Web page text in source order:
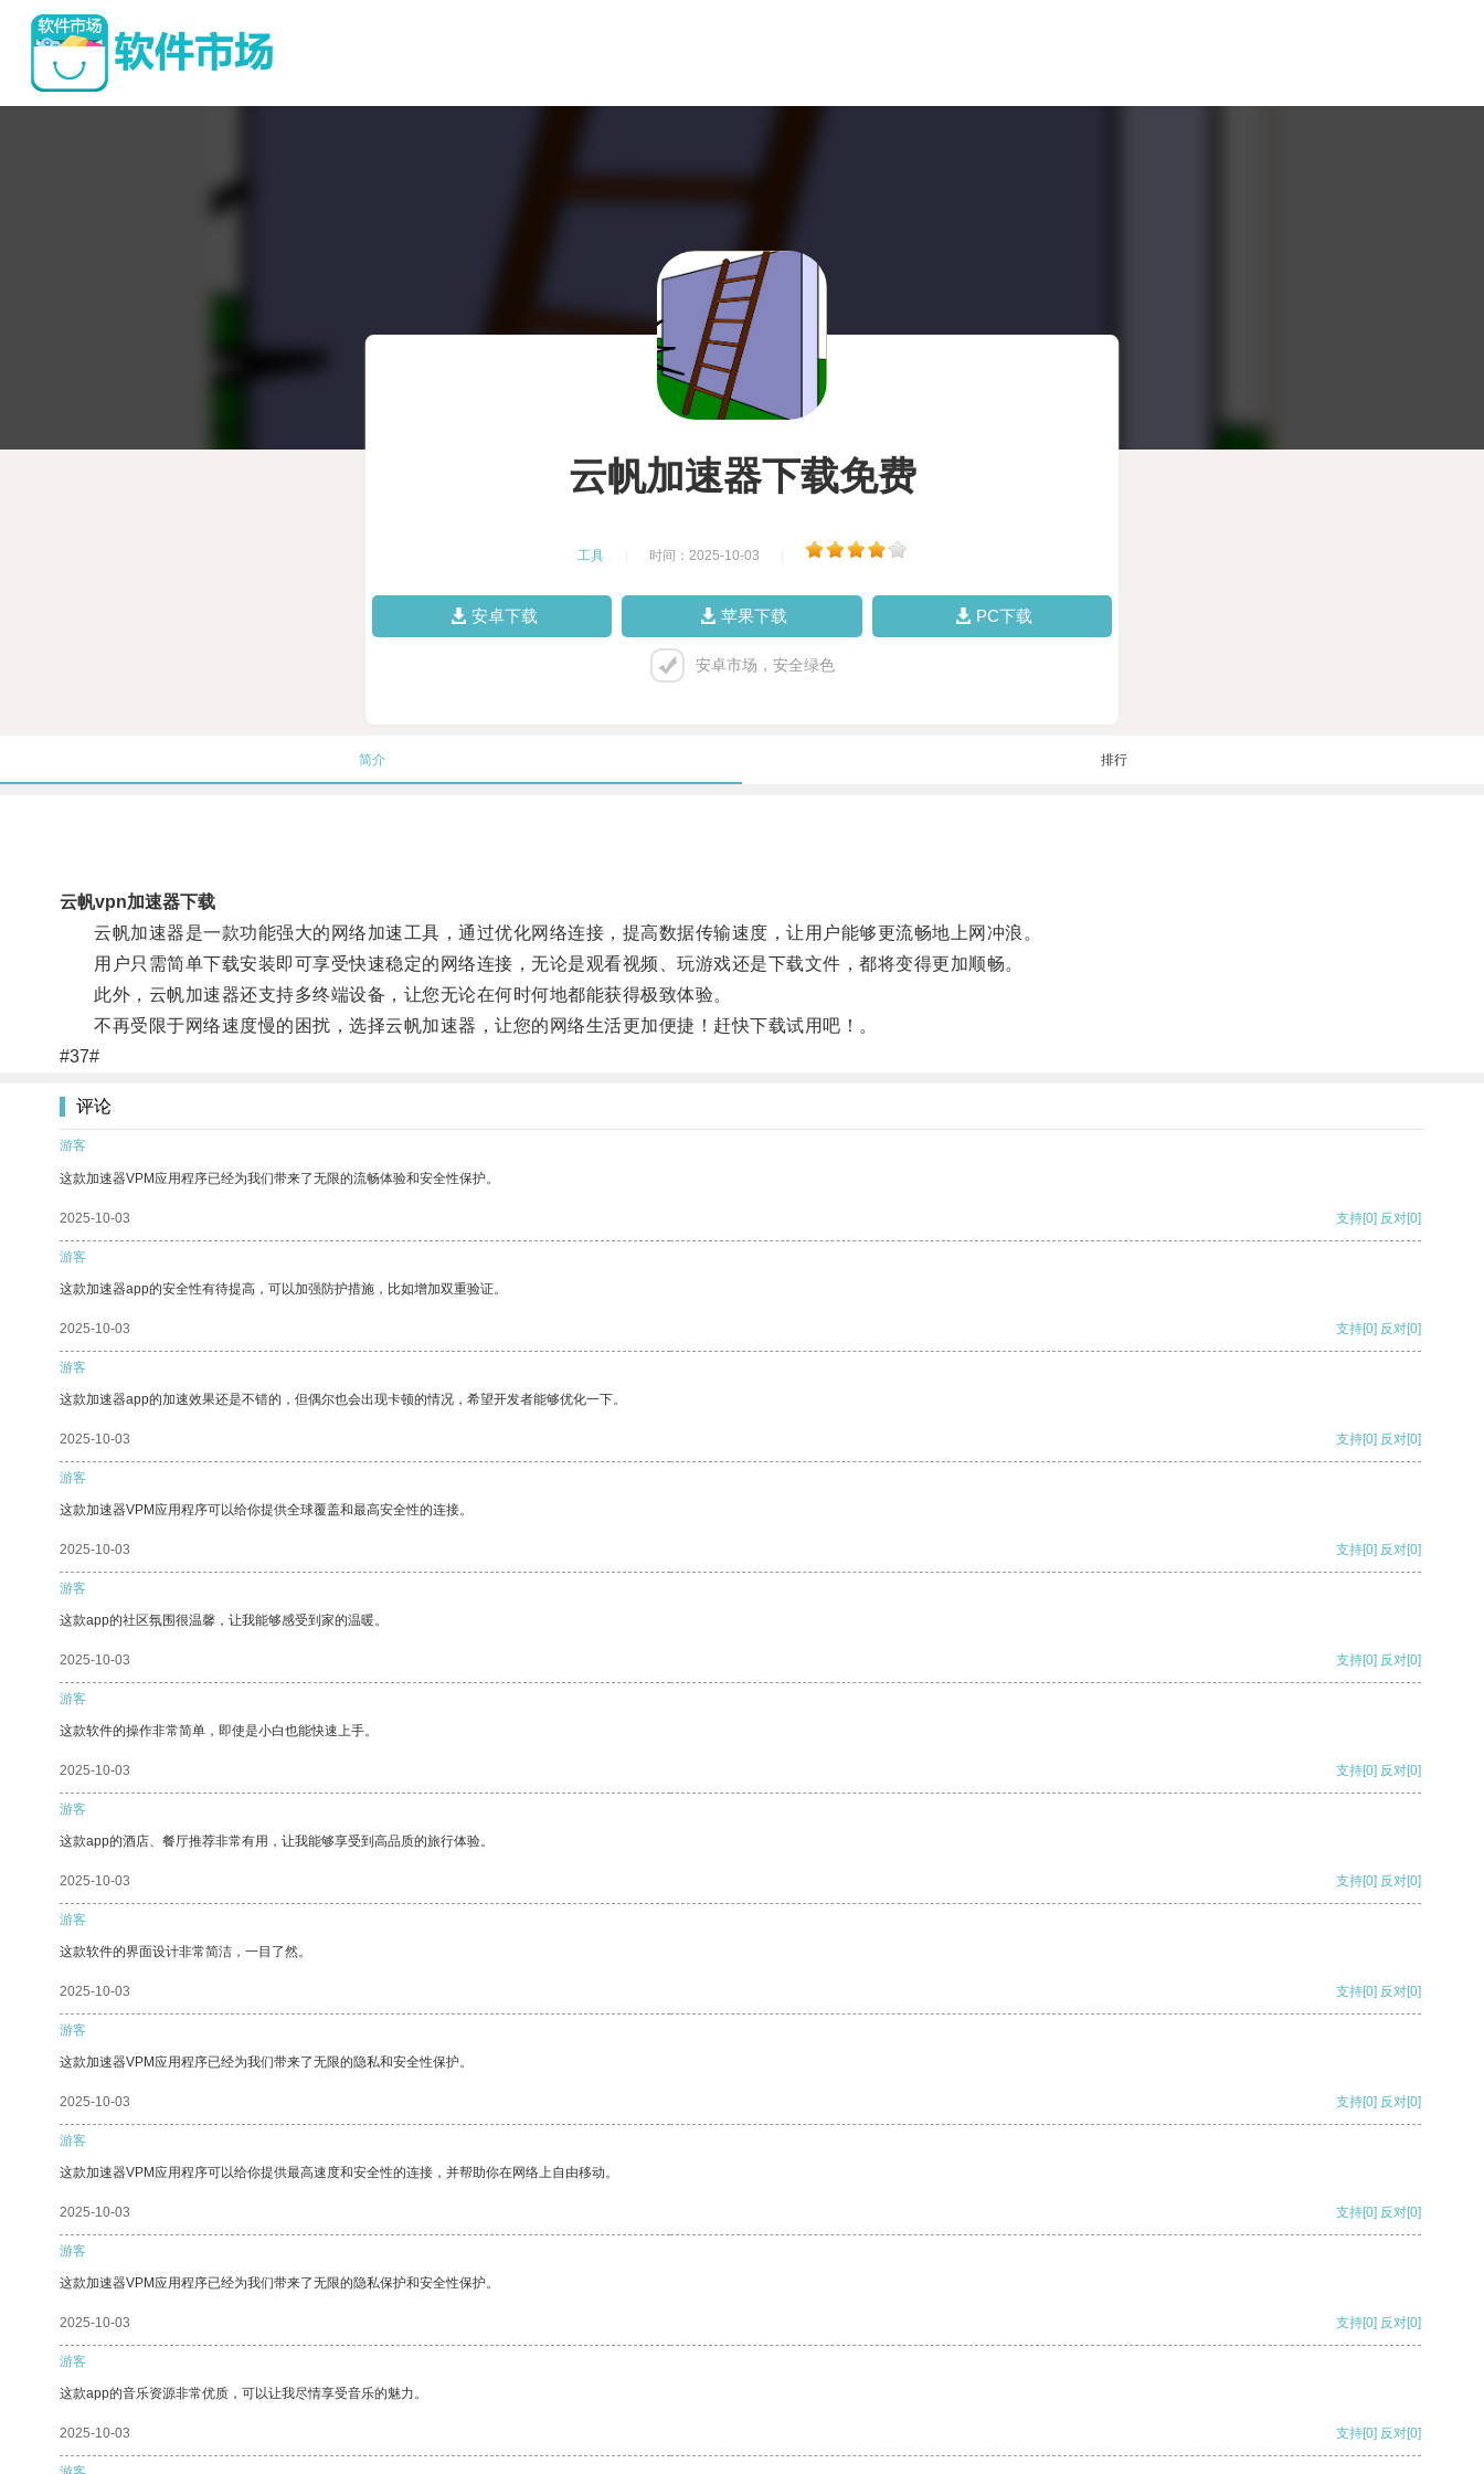
云帆加速器下载免费
工具 时间：2025-10-03
安卓下载 苹果下载 PC下载
安卓市场，安全绿色
简介 排行
云帆vpn加速器下载
云帆加速器是一款功能强大的网络加速工具，通过优化网络连接，提高数据传输速度，让用户能够更流畅地上网冲浪。
用户只需简单下载安装即可享受快速稳定的网络连接，无论是观看视频、玩游戏还是下载文件，都将变得更加顺畅。
此外，云帆加速器还支持多终端设备，让您无论在何时何地都能获得极致体验。
不再受限于网络速度慢的困扰，选择云帆加速器，让您的网络生活更加便捷！赶快下载试用吧！。
#37#
评论
游客
这款加速器VPM应用程序已经为我们带来了无限的流畅体验和安全性保护。
2025-10-03 支持[0] 反对[0]
游客
这款加速器app的安全性有待提高，可以加强防护措施，比如增加双重验证。
2025-10-03 支持[0] 反对[0]
游客
这款加速器app的加速效果还是不错的，但偶尔也会出现卡顿的情况，希望开发者能够优化一下。
2025-10-03 支持[0] 反对[0]
游客
这款加速器VPM应用程序可以给你提供全球覆盖和最高安全性的连接。
2025-10-03 支持[0] 反对[0]
游客
这款app的社区氛围很温馨，让我能够感受到家的温暖。
2025-10-03 支持[0] 反对[0]
游客
这款软件的操作非常简单，即使是小白也能快速上手。
2025-10-03 支持[0] 反对[0]
游客
这款app的酒店、餐厅推荐非常有用，让我能够享受到高品质的旅行体验。
2025-10-03 支持[0] 反对[0]
游客
这款软件的界面设计非常简洁，一目了然。
2025-10-03 支持[0] 反对[0]
游客
这款加速器VPM应用程序已经为我们带来了无限的隐私和安全性保护。
2025-10-03 支持[0] 反对[0]
游客
这款加速器VPM应用程序可以给你提供最高速度和安全性的连接，并帮助你在网络上自由移动。
2025-10-03 支持[0] 反对[0]
游客
这款加速器VPM应用程序已经为我们带来了无限的隐私保护和安全性保护。
2025-10-03 支持[0] 反对[0]
游客
这款app的音乐资源非常优质，可以让我尽情享受音乐的魅力。
2025-10-03 支持[0] 反对[0]